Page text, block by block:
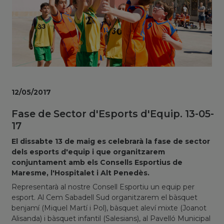
Fase de Sector d'Esports d'Equip. 13-05-
17
El dissabte 13 de maig es celebrarà la fase de sector
dels esports d'equip i que organitzarem
conjuntament amb els Consells Esportius de
Maresme, l'Hospitalet i Alt Penedès.
Representarà al nostre Consell Esportiu un equip per
esport. Al Cem Sabadell Sud organitzarem el bàsquet
benjamí (Miquel Martí i Pol), bàsquet aleví mixte (Joanot
Alisanda) i bàsquet infantil (Salesians), al Pavelló Municipal
12/05/2017